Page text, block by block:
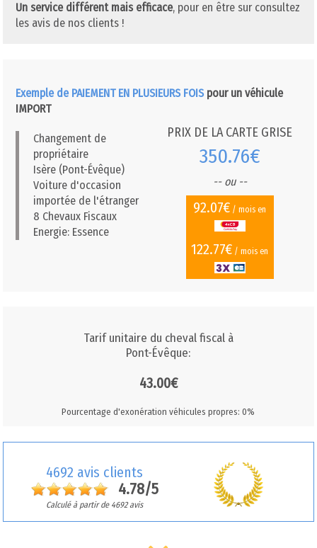
Un service différent mais efficace, pour en être sur consultez
les avis de nos clients !
Exemple de PAIEMENT EN PLUSIEURS FOIS pour un véhicule
IMPORT
Changement de
propriétaire
Isère (Pont-Évêque)
Voiture d'occasion
importée de l'étranger
8 Chevaux Fiscaux
Energie: Essence
PRIX DE LA CARTE GRISE
350.76€
-- ou --
92.07€ / mois en
122.77€ / mois en
Tarif unitaire du cheval fiscal à
Pont-Évêque:
43.00€
Pourcentage d'exonération véhicules propres: 0%
4692 avis clients
4.78/5
Calculé à partir de 4692 avis